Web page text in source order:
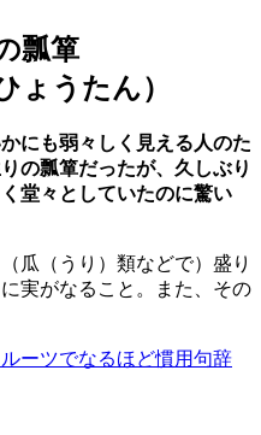
瓢箪
ょうたん）
にも弱々しく見える人のた
の瓢箪だったが、久しぶり
堂々としていたのに驚い
瓜（うり）類などで）盛り
実がなること。また、その
ルーツでなるほど慣用句辞